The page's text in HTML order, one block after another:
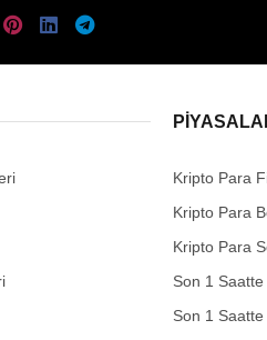
Kripto Para
Kripto Para
Kripto Para
Son 1
Son 1